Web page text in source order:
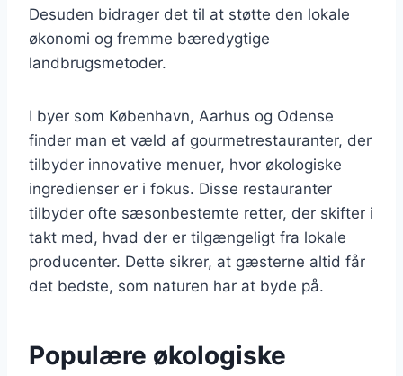
Desuden bidrager det til at støtte den lokale
økonomi og fremme bæredygtige
landbrugsmetoder.
I byer som København, Aarhus og Odense
finder man et væld af gourmetrestauranter, der
tilbyder innovative menuer, hvor økologiske
ingredienser er i fokus. Disse restauranter
tilbyder ofte sæsonbestemte retter, der skifter i
takt med, hvad der er tilgængeligt fra lokale
producenter. Dette sikrer, at gæsterne altid får
det bedste, som naturen har at byde på.
Populære økologiske